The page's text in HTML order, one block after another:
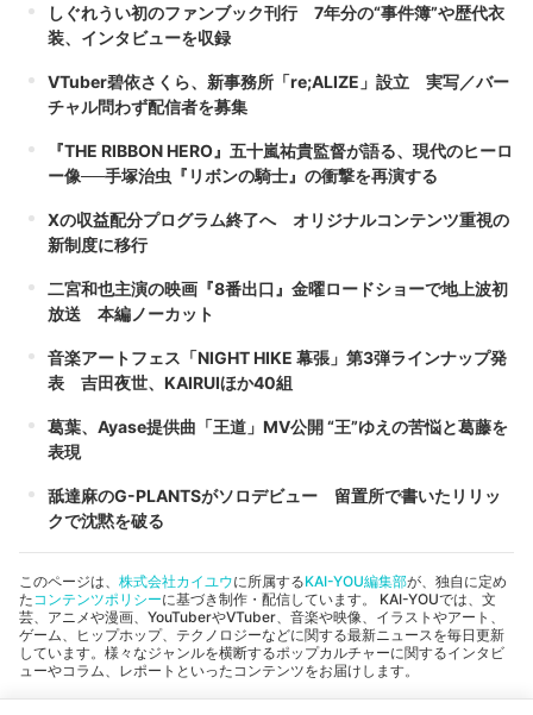
しぐれうい初のファンブック刊行 7年分の“事件簿”や歴代衣
装、インタビューを収録
VTuber碧依さくら、新事務所「re;ALIZE」設立 実写／バー
チャル問わず配信者を募集
『THE RIBBON HERO』五十嵐祐貴監督が語る、現代のヒーロ
ー像──手塚治虫『リボンの騎士』の衝撃を再演する
Xの収益配分プログラム終了へ オリジナルコンテンツ重視の
新制度に移行
二宮和也主演の映画『8番出口』金曜ロードショーで地上波初
放送 本編ノーカット
音楽アートフェス「NIGHT HIKE 幕張」第3弾ラインナップ発
表 吉田夜世、KAIRUIほか40組
葛葉、Ayase提供曲「王道」MV公開 “王”ゆえの苦悩と葛藤を
表現
舐達麻のG-PLANTSがソロデビュー 留置所で書いたリリッ
クで沈黙を破る
このページは、 株式会社カイユウに所属するKAI-YOU編集部が、独自に定め
た コンテンツポリシーに基づき制作・配信しています。 KAI-YOUでは、文
芸、アニメや漫画、YouTuberやVTuber、音楽や映像、イラストやアート、
ゲーム、ヒップホップ、テクノロジーなどに関する最新ニュースを毎日更新
しています。様々なジャンルを横断するポップカルチャーに関するインタビ
ューやコラム、レポートといったコンテンツをお届けします。